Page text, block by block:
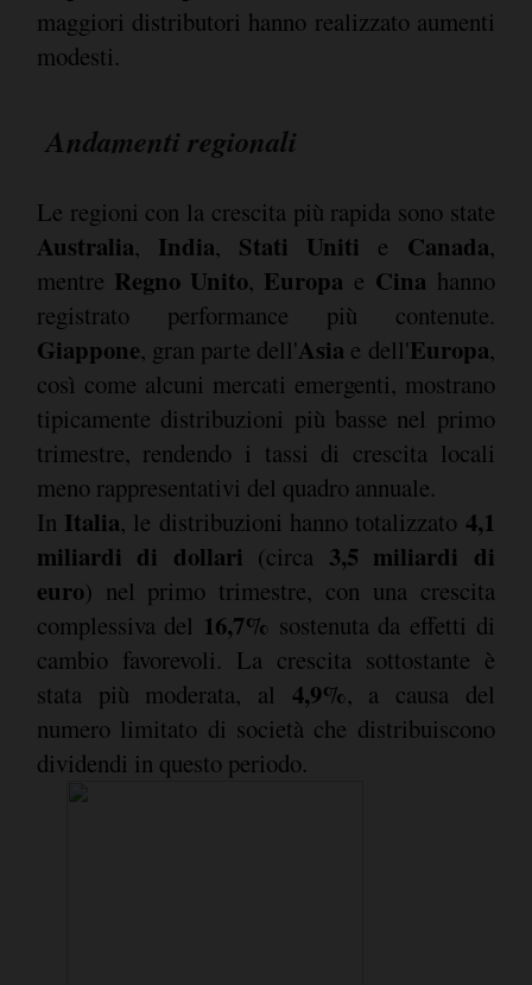
maggiori distributori hanno realizzato aumenti
modesti.
Andamenti regionali
Le regioni con la crescita più rapida sono state
Australia, India, Stati Uniti e Canada,
mentre Regno Unito, Europa e Cina hanno
registrato performance più contenute.
Giappone, gran parte dell'Asia e dell'Europa,
così come alcuni mercati emergenti, mostrano
tipicamente distribuzioni più basse nel primo
trimestre, rendendo i tassi di crescita locali
meno rappresentativi del quadro annuale.
In Italia, le distribuzioni hanno totalizzato 4,1
miliardi di dollari (circa 3,5 miliardi di
euro) nel primo trimestre, con una crescita
complessiva del 16,7% sostenuta da effetti di
cambio favorevoli. La crescita sottostante è
stata più moderata, al 4,9%, a causa del
numero limitato di società che distribuiscono
dividendi in questo periodo.